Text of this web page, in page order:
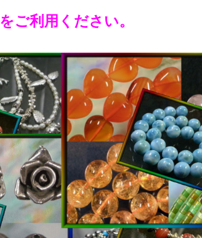
をご利用ください。